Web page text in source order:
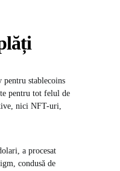
pentru stablecoins
pentru tot felul de
nici NFT-uri,
a procesat
condusă de